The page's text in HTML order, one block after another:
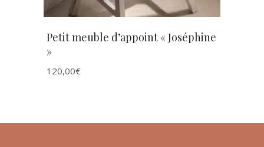
Petit meuble d’appoint « Joséphine
»
120,00€